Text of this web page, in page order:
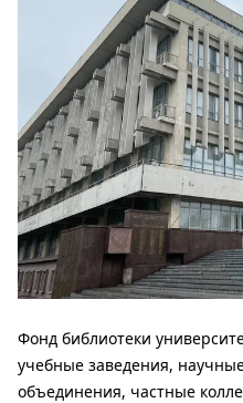
Фонд библиотеки
учебные заведения,
объединения, частные